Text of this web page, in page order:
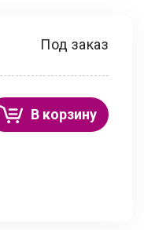
Под заказ
В корзину